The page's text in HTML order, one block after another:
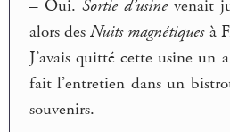
– Oui.Sortie d’usine venait
alors desNuits magnétiquesà
J’avais quitté cette usine
fait l’entretien dans un
souvenirs.